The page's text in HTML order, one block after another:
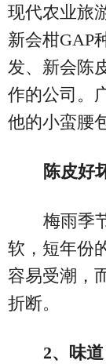
现代农业旅
新会柑GAP
发、新会陈
作的公司。
他的小蛮腰
陈皮好
梅雨季
软，短年份
容易受潮，
折断。
2、味道